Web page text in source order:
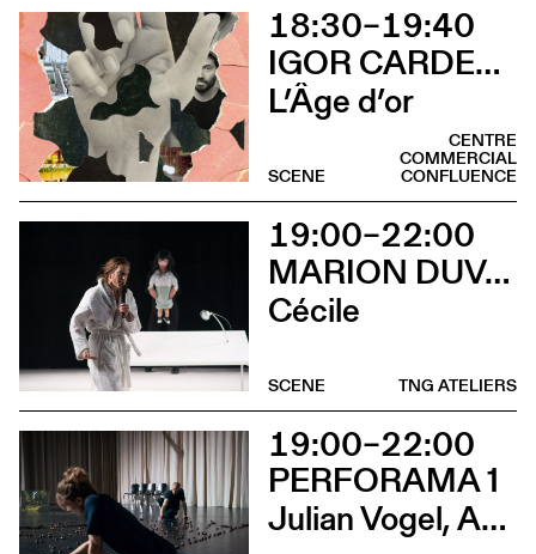
18:30–19:40
IGOR CARDELLINI & TOMAS GONZALEZ
L’Âge d’or
CENTRE
COMMERCIAL
CONFLUENCE
SCENE
19:00–22:00
MARION DUVAL - CHRIS CADILLAC
Cécile
TNG ATELIERS
SCENE
19:00–22:00
PERFORAMA 1
Julian Vogel, Aurélien Dougé, Igor Cardellini & Tomas Gonzalez